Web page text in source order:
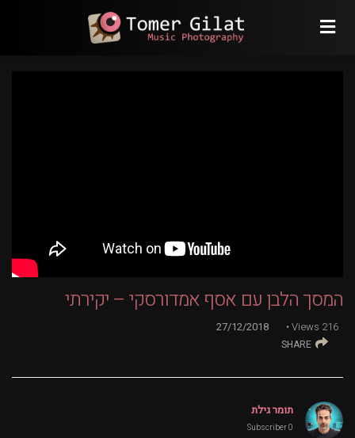
המסך הלבן עם אסף אמדורסקי – יקירתי
216
Views
27/12/2018
SHARE
תומר גילת
0 Subscriber